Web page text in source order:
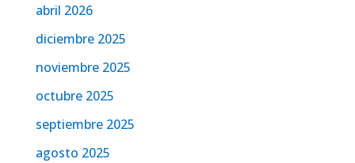
abril 2026
diciembre 2025
noviembre 2025
octubre 2025
septiembre 2025
agosto 2025